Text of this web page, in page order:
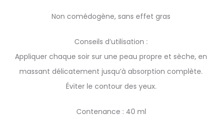
Non comédogène, sans effet gras
Conseils d’utilisation :
Appliquer chaque soir sur une peau propre et sèche, en
massant délicatement jusqu’à absorption complète.
Éviter le contour des yeux.
Contenance : 40 ml